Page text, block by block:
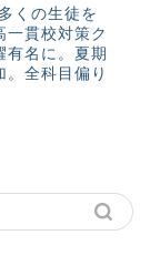
くの生徒を
一貫校対策ク
有名に。夏期
全科目偏り